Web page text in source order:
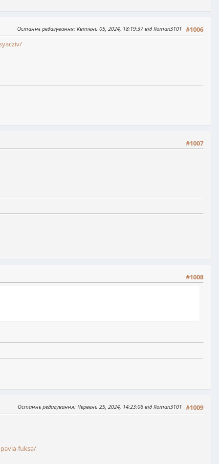
#1006
Останнє редагування: Квітень 05, 2024, 18:19:37 від Roman3101
#1007
#1008
#1009
Останнє редагування: Червень 25, 2024, 14:23:06 від Roman3101
fuksa/